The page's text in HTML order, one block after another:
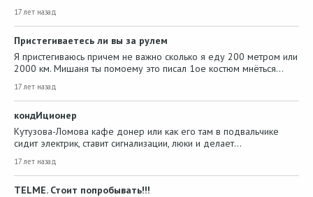
17 лет назад
Пристегиваетесь ли вы за рулем
Я пристегиваюсь причем не важно сколько я еду 200 метром или
2000 км. Мишаня ты помоему это писал 1ое костюм мнёться…
17 лет назад
кондИционер
Кутузова-Ломова кафе донер или как его там в подвальчике
сидит электрик, ставит сигнализации, люки и делает…
17 лет назад
TELME. Стоит попробывать!!!